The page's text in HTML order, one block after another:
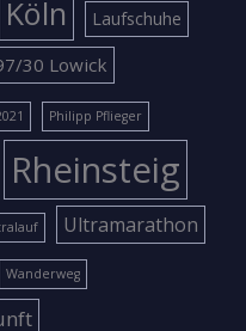
Köln Laufschuhe
30 Lowick
Philipp Pflieger
Rheinsteig
Ultramarathon
Wanderweg